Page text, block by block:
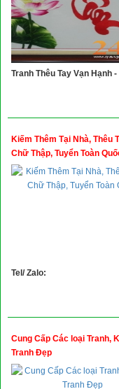
Tranh Thêu Tay Vạn Hạnh -
Kiếm Thêm Tại Nhà, Thêu
Chữ Thập, Tuyển Toàn
Tel/ Zalo:
Cung Cấp Các loại Tranh,
Tranh Đẹp